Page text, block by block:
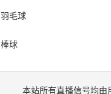
羽毛球
棒球
本站所有直播信号均由